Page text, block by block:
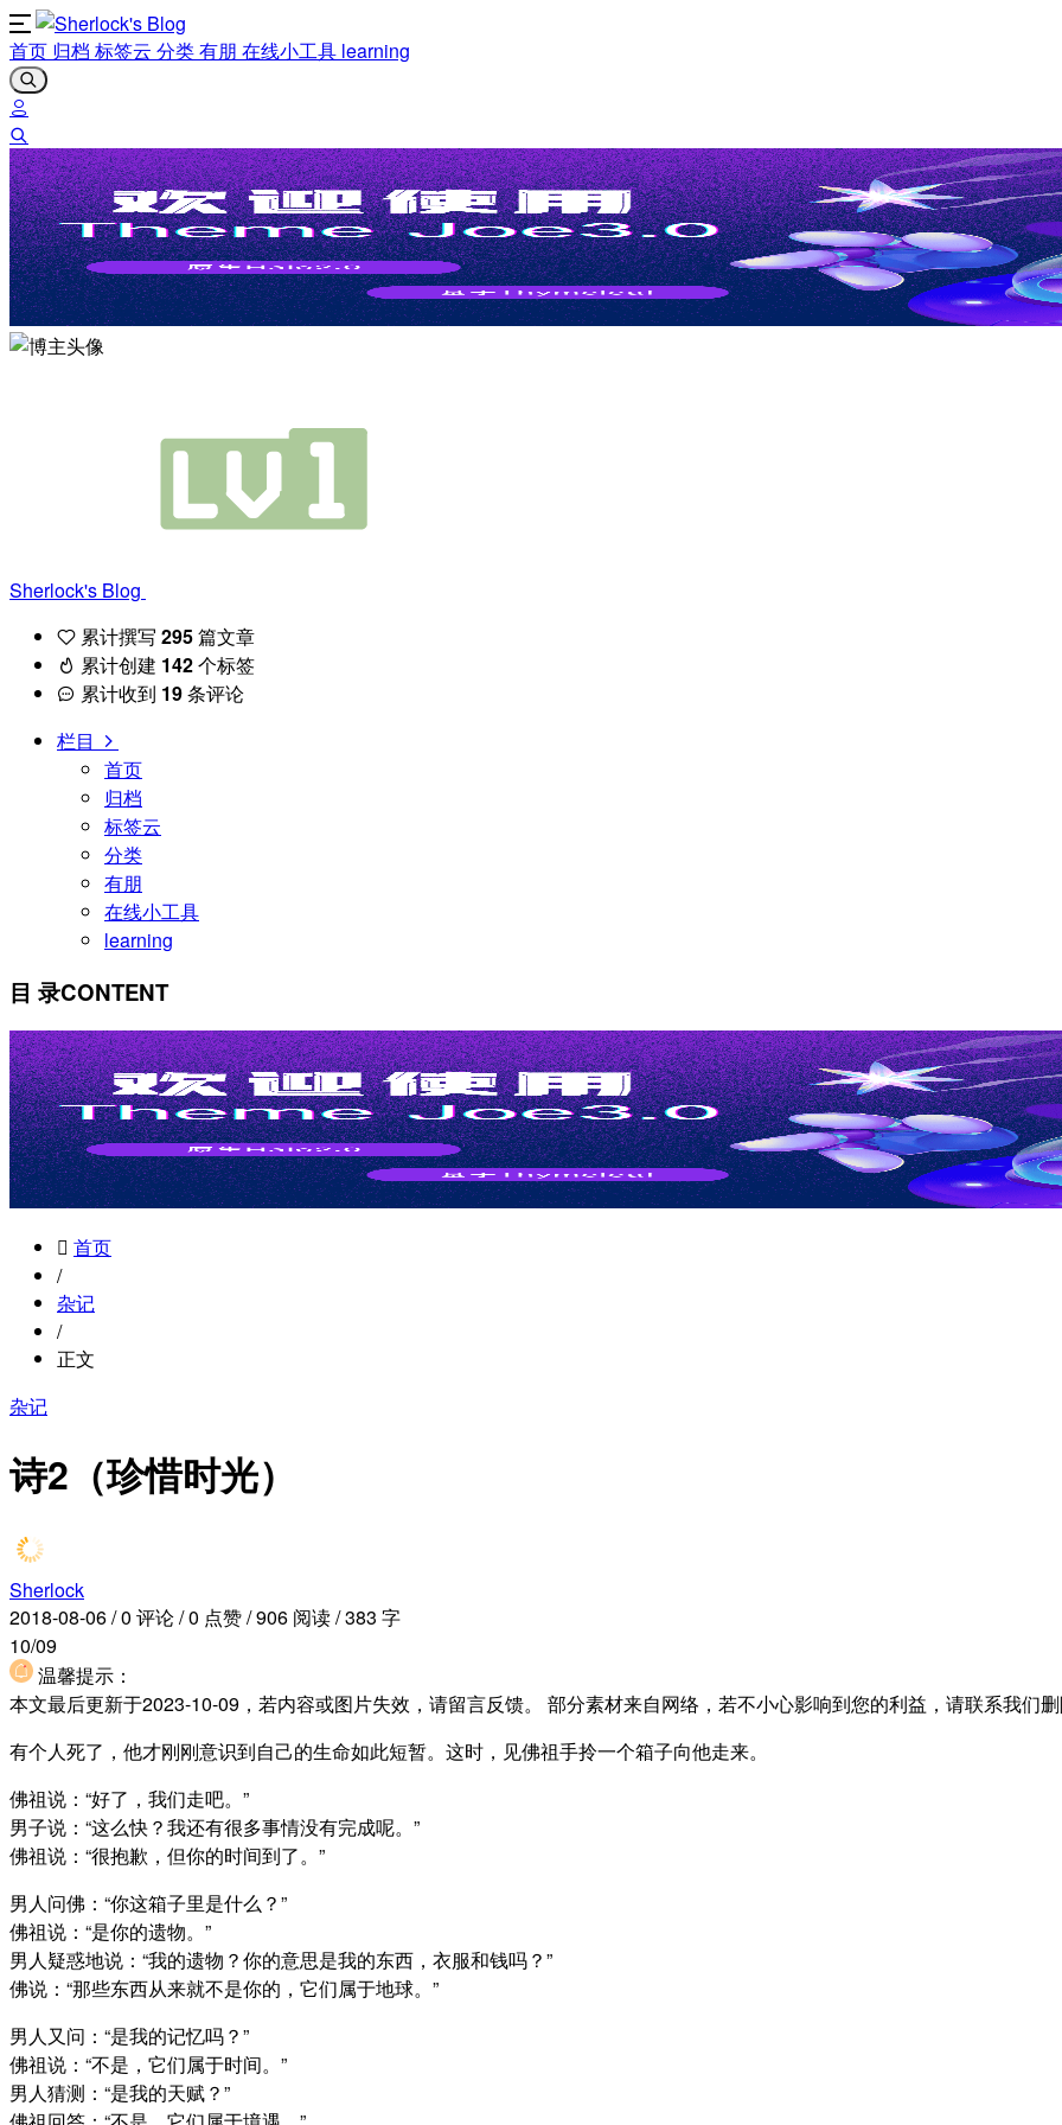
首页 归档 标签云 分类有朋 在线小工具 learning
Sherlock's Blog
累计撰写 295篇文章
累计创建 142个标签
累计收到 19条评论
栏目
首页
归档
标签云
分类
有朋
在线小工具
learning
目 录CONTENT
首页
/
杂记
/
正文
杂记
诗2（珍惜时光）
Sherlock
2018-08-06/0 评论/0 点赞/906 阅读/383 字
10/09
温馨提示：
本文最后更新于2023-10-09，若内容或图片失效，请留言反馈。 部分素材来自网络，若不小心影响到您的利益，请联系我们
有个人死了，他才刚刚意识到自己的生命如此短暂。这时，见佛祖手拎一个箱子向他走来。
佛祖说：“好了，我们走吧。”
男子说：“这么快？我还有很多事情没有完成呢。”
佛祖说：“很抱歉，但你的时间到了。”
男人问佛：“你这箱子里是什么？”
佛祖说：“是你的遗物。”
男人疑惑地说：“我的遗物？你的意思是我的东西，衣服和钱吗？”
佛说：“那些东西从来就不是你的，它们属于地球。”
男人又问：“是我的记忆吗？”
佛祖说：“不是，它们属于时间。”
男人猜测：“是我的天赋？”